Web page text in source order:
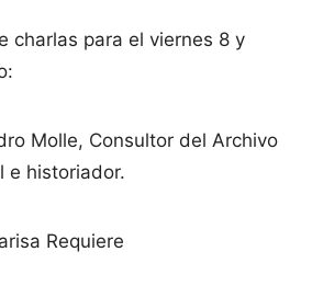
charlas para el viernes 8 y
Molle, Consultor del Archivo
e historiador.
Requiere